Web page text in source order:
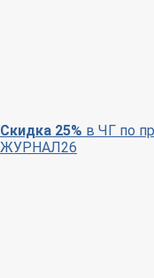
Скидка 25% в ЧГ по
ЖУРНАЛ26